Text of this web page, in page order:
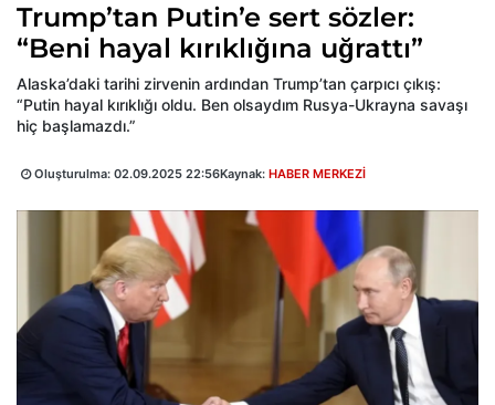
Trump’tan Putin’e sert sözler:
“Beni hayal kırıklığına uğrattı”
Alaska’daki tarihi zirvenin ardından Trump’tan çarpıcı çıkış:
“Putin hayal kırıklığı oldu. Ben olsaydım Rusya-Ukrayna savaşı
hiç başlamazdı.”
Oluşturulma: 02.09.2025 22:56Kaynak: HABER MERKEZİ